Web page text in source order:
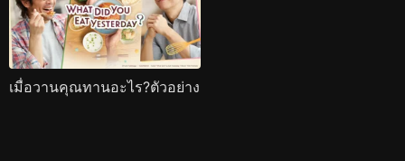
เมื่อวานคุณทานอะไร?ตัวอย่าง